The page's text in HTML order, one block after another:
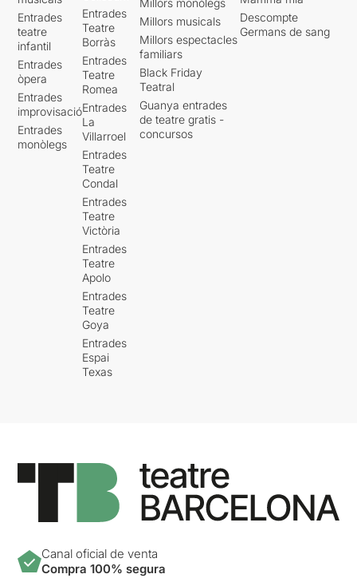
Entrades
teatre
infantil
Entrades
òpera
Entrades
improvisació
Entrades
monòlegs
Entrades
Teatre
Borràs
Entrades
Teatre
Romea
Entrades
La
Villarroel
Entrades
Teatre
Condal
Entrades
Teatre
Victòria
Entrades
Teatre
Apolo
Entrades
Teatre
Goya
Entrades
Espai
Texas
Millors monòlegs
Millors musicals
Millors espectacles
familiars
Black Friday
Teatral
Guanya entrades
de teatre gratis -
concursos
Descompte
Germans de sang
Canal oficial de venta
Compra 100% segura